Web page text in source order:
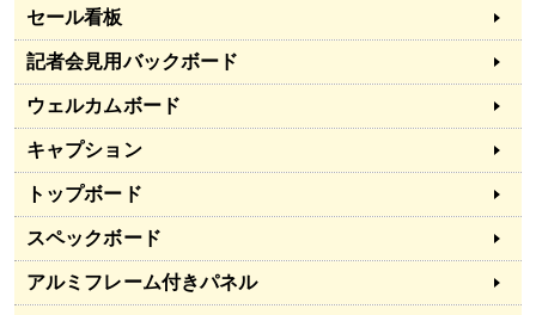
セール看板
記者会見用バックボード
ウェルカムボード
キャプション
トップボード
スペックボード
アルミフレーム付きパネル